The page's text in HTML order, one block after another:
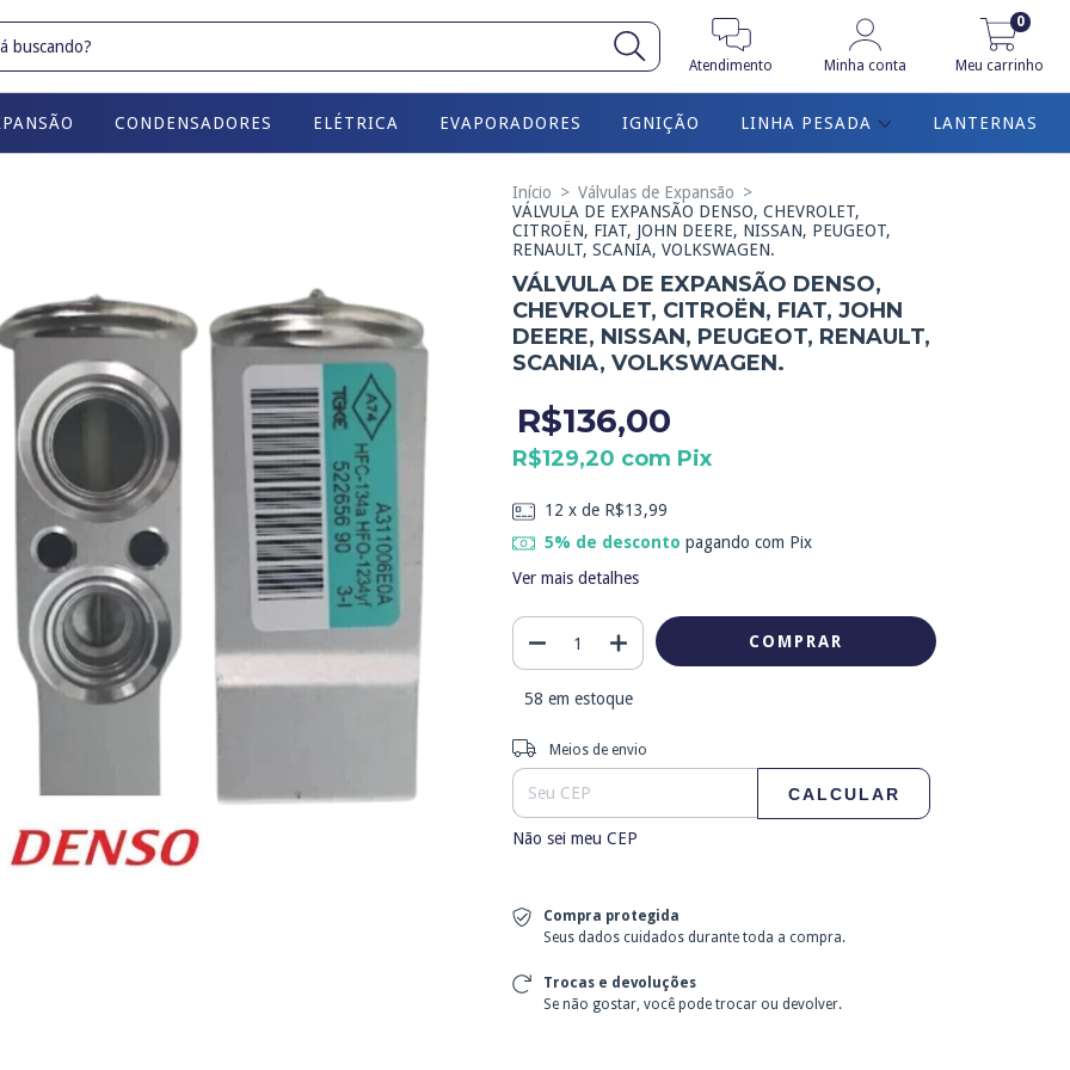
Atendimento Minha conta Meu carrinho
0
CONDENSADORES ELÉTRICA EVAPORADORES IGNIÇÃO LINHA PESADA LANTERNAS
Início > Válvulas de Expansão >
VÁLVULA DE EXPANSÃO DENSO, CHEVROLET,
CITROËN, FIAT, JOHN DEERE, NISSAN, PEUGEOT,
RENAULT, SCANIA, VOLKSWAGEN.
VÁLVULA DE EXPANSÃO DENSO,
CHEVROLET, CITROËN, FIAT, JOHN
DEERE, NISSAN, PEUGEOT, RENAULT,
SCANIA, VOLKSWAGEN.
R$136,00
R$129,20 com Pix
12 x de R$13,99
5% de desconto pagando com Pix
Ver mais detalhes
58 em estoque
Entregas para o CEP:
Meios de envio
CALCULAR
Não sei meu CEP
Compra protegida
Seus dados cuidados durante toda a compra.
Trocas e devoluções
Se não gostar, você pode trocar ou devolver.